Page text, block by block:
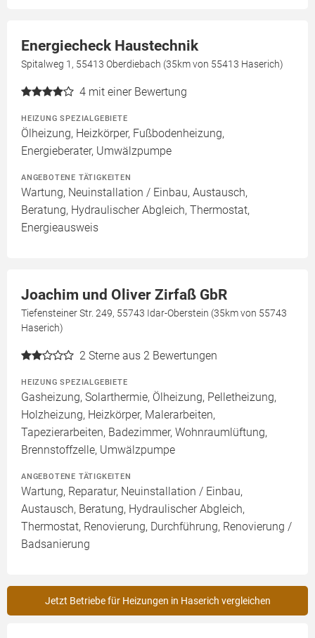
Energiecheck Haustechnik
Spitalweg 1, 55413 Oberdiebach (35km von 55413 Haserich)
4 mit einer Bewertung
HEIZUNG SPEZIALGEBIETE
Ölheizung, Heizkörper, Fußbodenheizung,
Energieberater, Umwälzpumpe
ANGEBOTENE TÄTIGKEITEN
Wartung, Neuinstallation / Einbau, Austausch,
Beratung, Hydraulischer Abgleich, Thermostat,
Energieausweis
Joachim und Oliver Zirfaß GbR
Tiefensteiner Str. 249, 55743 Idar-Oberstein (35km von 55743
Haserich)
2 Sterne aus 2 Bewertungen
HEIZUNG SPEZIALGEBIETE
Gasheizung, Solarthermie, Ölheizung, Pelletheizung,
Holzheizung, Heizkörper, Malerarbeiten,
Tapezierarbeiten, Badezimmer, Wohnraumlüftung,
Brennstoffzelle, Umwälzpumpe
ANGEBOTENE TÄTIGKEITEN
Wartung, Reparatur, Neuinstallation / Einbau,
Austausch, Beratung, Hydraulischer Abgleich,
Thermostat, Renovierung, Durchführung, Renovierung /
Badsanierung
Jetzt Betriebe für Heizungen in Haserich vergleichen